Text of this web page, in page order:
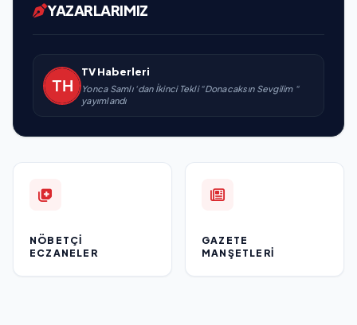
YAZARLARIMIZ
TV Haberleri
Yonca Samlı ‘dan İkinci Tekli “Donacaksın Sevgilim “
yayımlandı
NÖBETÇI
ECZANELER
GAZETE
MANŞETLERI